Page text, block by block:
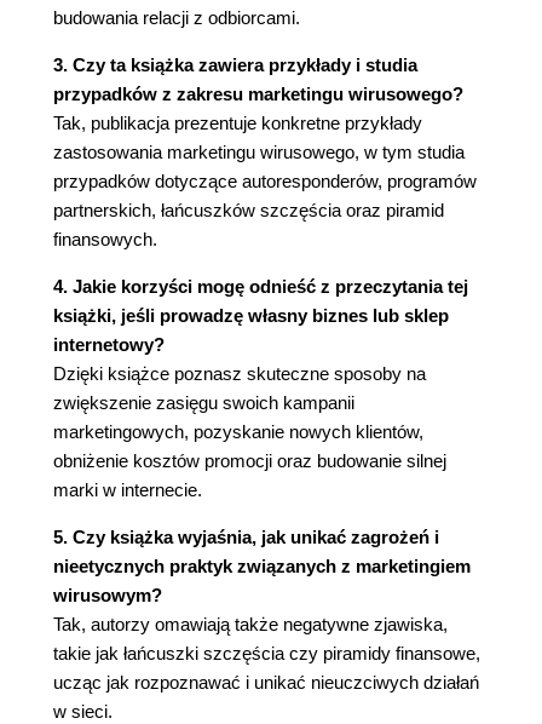
8. Największy sekret marketingu wirusowego -
odsłaniamy karty (121)
O autorach (125)
Skorowidz (127)
budowania relacji z odbiorcami.
3. Czy ta książka zawiera przykłady i studia
przypadków z zakresu marketingu wirusowego?
Tak, publikacja prezentuje konkretne przykłady
zastosowania marketingu wirusowego, w tym studia
przypadków dotyczące autoresponderów, programów
partnerskich, łańcuszków szczęścia oraz piramid
finansowych.
4. Jakie korzyści mogę odnieść z przeczytania tej
książki, jeśli prowadzę własny biznes lub sklep
internetowy?
Dzięki książce poznasz skuteczne sposoby na
zwiększenie zasięgu swoich kampanii
marketingowych, pozyskanie nowych klientów,
obniżenie kosztów promocji oraz budowanie silnej
marki w internecie.
5. Czy książka wyjaśnia, jak unikać zagrożeń i
nieetycznych praktyk związanych z marketingiem
wirusowym?
Tak, autorzy omawiają także negatywne zjawiska,
takie jak łańcuszki szczęścia czy piramidy finansowe,
ucząc jak rozpoznawać i unikać nieuczciwych działań
w sieci.